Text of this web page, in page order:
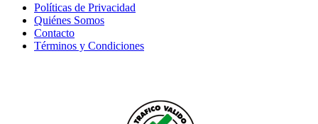
Políticas de Privacidad
Quiénes Somos
Contacto
Términos y Condiciones